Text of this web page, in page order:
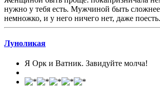
нужно у тебя есть. Мужчиной быть
немножко, и у него ничего нет, даже поесть.
Луноликая
Я Орк и Ватник. Завидуйте молча!